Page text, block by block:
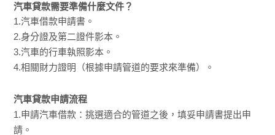
汽車貸款需要準備什麼文件？
1.汽車借款申請書。
2.身分證及第二證件影本。
3.汽車的行車執照影本。
4.相關財力證明（根據申請管道的要求來準備）。
汽車貸款申請流程
1.申請汽車借款：挑選適合的管道之後，填妥申請書提出申
請。